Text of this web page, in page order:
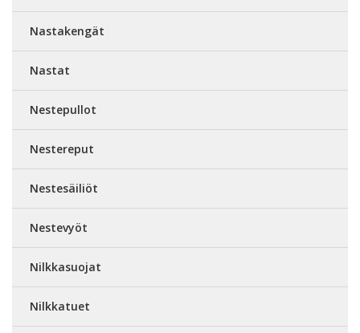
Nastakengät
Nastat
Nestepullot
Nestereput
Nestesäiliöt
Nestevyöt
Nilkkasuojat
Nilkkatuet